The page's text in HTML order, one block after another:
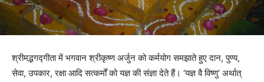
श्रीमद्भगद्गीता में भगवान श्रीकृष्ण अर्जुन को कर्मयोग समझाते हुए दान, पुण्य,
सेवा, उपकार, रक्षा आदि सत्कर्मों को यज्ञ की संज्ञा देते हैं। ‘यज्ञ वै विष्णु’ अर्थात्